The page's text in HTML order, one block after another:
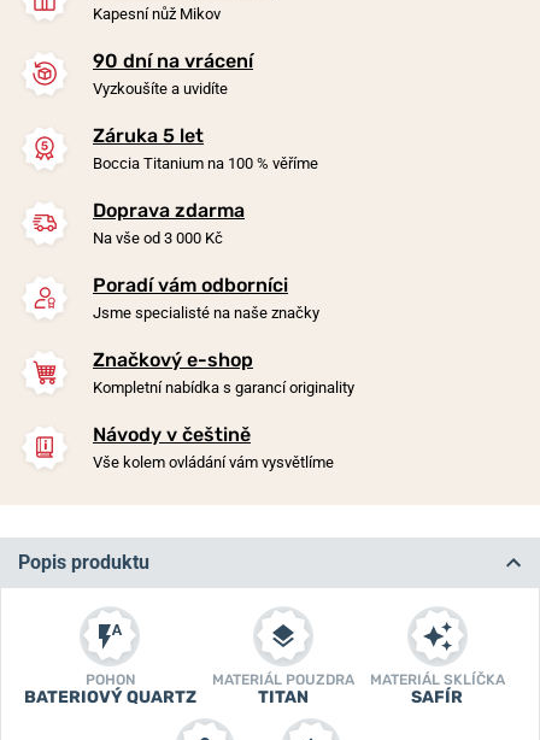
Kapesní nůž Mikov
90 dní na vrácení
Vyzkoušíte a uvidíte
Záruka 5 let
Boccia Titanium na 100 % věříme
Doprava zdarma
Na vše od 3 000 Kč
Poradí vám odborníci
Jsme specialisté na naše značky
Značkový e-shop
Kompletní nabídka s garancí originality
Návody v češtině
Vše kolem ovládání vám vysvětlíme
Popis produktu
POHON
BATERIOVÝ QUARTZ
MATERIÁL POUZDRA
TITAN
MATERIÁL SKLÍČKA
SAFÍR